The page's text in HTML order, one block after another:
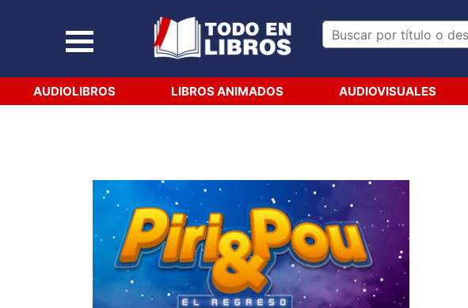
AUDIOLIBROS LIBROS ANIMADOS AUDIOVISUALES